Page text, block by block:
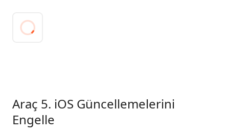
Araç 5. iOS Güncellemelerini
Engelle